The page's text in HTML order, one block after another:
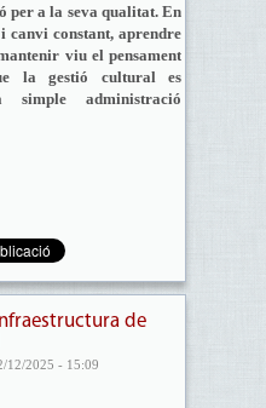
per a la seva qualitat. En
canvi constant, aprendre
viu el pensament
la gestió cultural es
simple administració
de
12/2025 - 15:09